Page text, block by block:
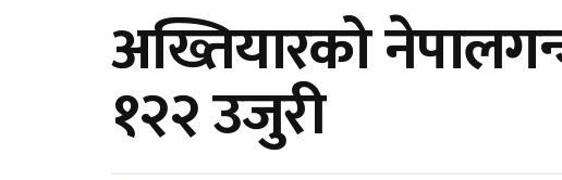
अख्तियारको
१२२ उजुरी